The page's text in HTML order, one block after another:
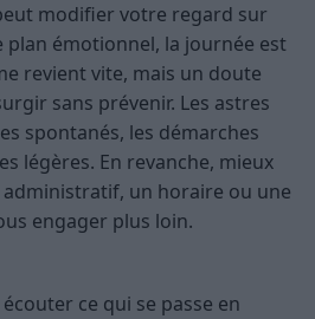
modifier votre regard sur
plan émotionnel, la journée est
revient vite, mais un doute
sans prévenir. Les astres
spontanés, les démarches
légères. En revanche, mieux
un horaire ou une
engager plus loin.
ce qui se passe en